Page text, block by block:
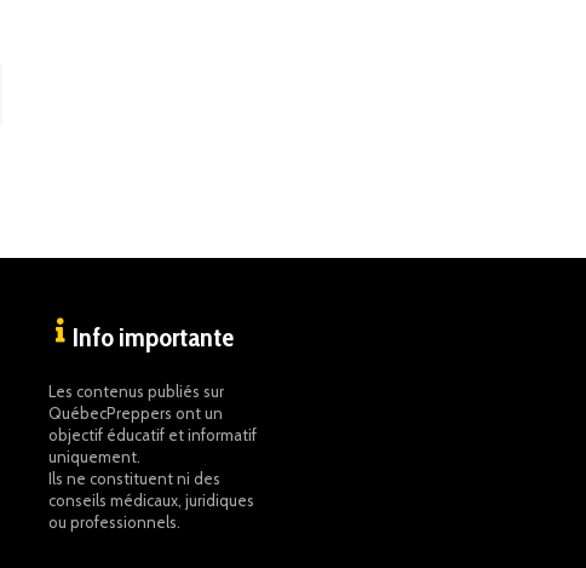
Info importante
Les contenus publiés sur
QuébecPreppers ont un
objectif éducatif et informatif
uniquement.
Ils ne constituent ni des
conseils médicaux, juridiques
ou professionnels.